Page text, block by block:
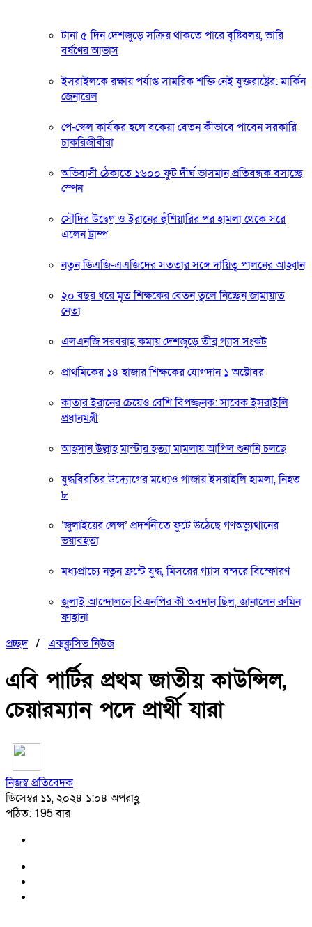
টানা ৫ দিন দেশজুড়ে সক্রিয় থাকতে পারে বৃষ্টিবলয়, ভারি
বর্ষণের আভাস
ইসরাইলকে রক্ষায় পর্যাপ্ত সামরিক শক্তি নেই যুক্তরাষ্ট্রের: মার্কিন
জেনারেল
পে-স্কেল কার্যকর হলে বকেয়া বেতন কীভাবে পাবেন সরকারি
চাকরিজীবীরা
অভিবাসী ঠেকাতে ১৬০০ ফুট দীর্ঘ ভাসমান প্রতিবন্ধক বসাচ্ছে
স্পেন
সৌদির উদ্বেগ ও ইরানের হুঁশিয়ারির পর হামলা থেকে সরে
এলেন ট্রাম্প
নতুন ডিএজি-এএজিদের সততার সঙ্গে দায়িত্ব পালনের আহ্বান
২০ বছর ধরে মৃত শিক্ষকের বেতন তুলে নিচ্ছেন জামায়াত
নেতা
এলএনজি সরবরাহ কমায় দেশজুড়ে তীব্র গ্যাস সংকট
প্রাথমিকের ১৪ হাজার শিক্ষকের যোগদান ১ অক্টোবর
কাতার ইরানের চেয়েও বেশি বিপজ্জনক: সাবেক ইসরাইলি
প্রধানমন্ত্রী
আহসান উল্লাহ মাস্টার হত্যা মামলায় আপিল শুনানি চলছে
যুদ্ধবিরতির উদ্যোগের মধ্যেও গাজায় ইসরাইলি হামলা, নিহত
৮
‘জুলাইয়ের লেন্স’ প্রদর্শনীতে ফুটে উঠেছে গণঅভ্যুত্থানের
ভয়াবহতা
মধ্যপ্রাচ্যে নতুন ফ্রন্টে যুদ্ধ, মিসরের গ্যাস বন্দরে বিস্ফোরণ
জুলাই আন্দোলনে বিএনপির কী অবদান ছিল, জানালেন রুমিন
ফাহানা
প্রচ্ছদ/ এক্সক্লুসিভ নিউজ
এবি পার্টির প্রথম জাতীয় কাউন্সিল,
চেয়ারম্যান পদে প্রার্থী যারা
নিজস্ব প্রতিবেদক
ডিসেম্বর ১১, ২০২৪ ১:০৪ অপরাহ্ণ
পঠিত: 195 বার